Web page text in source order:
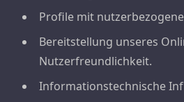
Profile mit
Bereitstellung unseres
Nutzerfreundlichkeit.
Informationstechnische